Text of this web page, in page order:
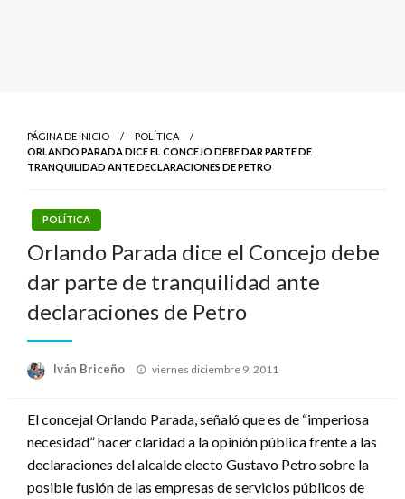
PÁGINA DE INICIO
POLÍTICA
ORLANDO PARADA DICE EL CONCEJO DEBE DAR PARTE DE
TRANQUILIDAD ANTE DECLARACIONES DE PETRO
POLÍTICA
Orlando Parada dice el Concejo debe
dar parte de tranquilidad ante
declaraciones de Petro
Iván Briceño
Publicado
viernes diciembre 9, 2011
El concejal Orlando Parada, señaló que es de “imperiosa
necesidad” hacer claridad a la opinión pública frente a las
declaraciones del alcalde electo Gustavo Petro sobre la
posible fusión de las empresas de servicios públicos de